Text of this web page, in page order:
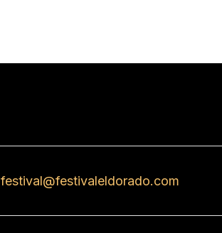
festival@festivaleldorado.com